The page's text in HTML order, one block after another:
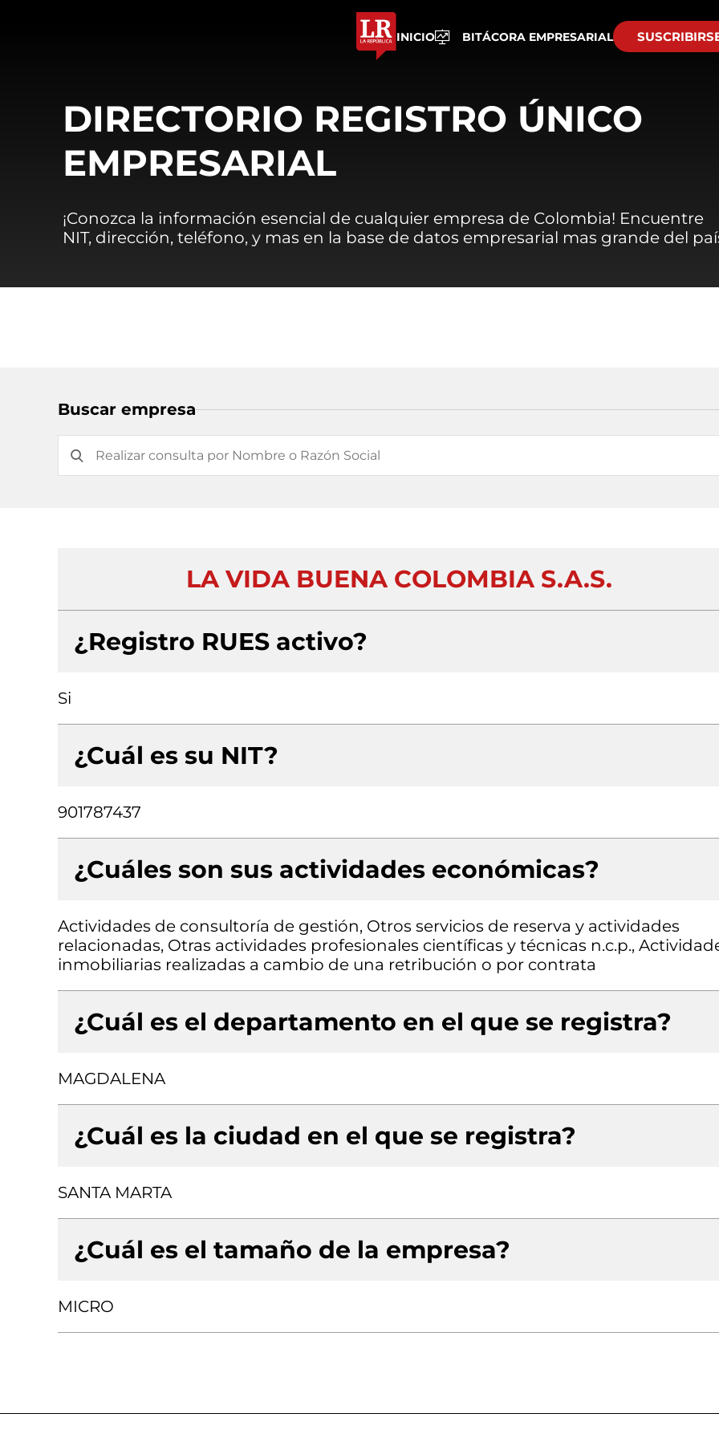
INICIO BITÁCORA EMPRESARIAL
DIRECTORIO REGISTRO ÚNICO
EMPRESARIAL
¡Conozca la información esencial de cualquier empresa de Colombia! Encuentre
NIT, dirección, teléfono, y mas en la base de datos empresarial mas grande del
Buscar empresa
LA VIDA BUENA COLOMBIA S.A.S.
¿Registro RUES activo?
Si
¿Cuál es su NIT?
901787437
¿Cuáles son sus actividades económicas?
Actividades de consultoría de gestión, Otros servicios de reserva y actividades
relacionadas, Otras actividades profesionales científicas y técnicas n.c.p.,
inmobiliarias realizadas a cambio de una retribución o por contrata
¿Cuál es el departamento en el que se registra?
MAGDALENA
¿Cuál es la ciudad en el que se registra?
SANTA MARTA
¿Cuál es el tamaño de la empresa?
MICRO